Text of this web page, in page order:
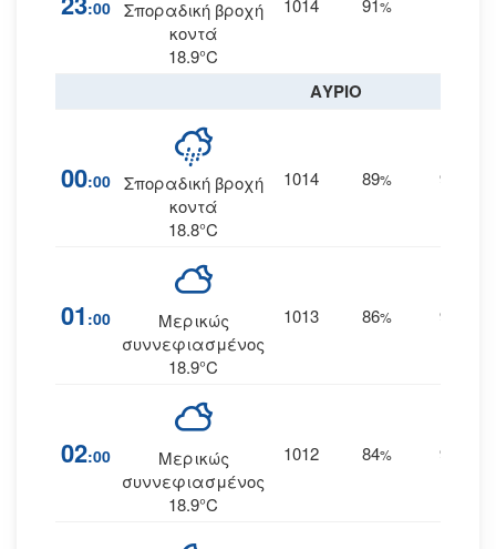
:00 Σποραδική βροχή
κοντά
18.9°C
1014 91%
ΑΥΡΙΟ
00:00 Σποραδική βροχή
κοντά
18.8°C
1014 89% 9
01 :00
Μερικώς
συννεφιασμένος
18.9°C
1013 86% 9
02:00
Μερικώς
συννεφιασμένος
18.9°C
1012 84% 9